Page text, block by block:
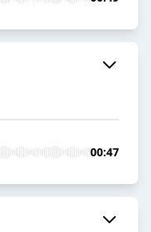
00:47